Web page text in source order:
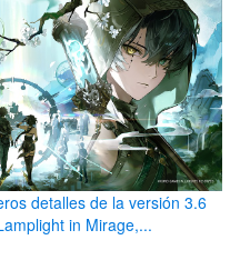
detalles de la versión 3.6
in Mirage,...